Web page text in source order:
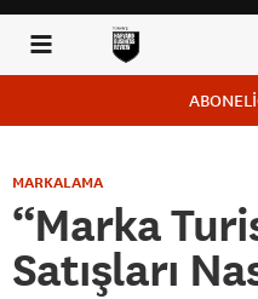
MARKALAMA
“Marka
Satışları